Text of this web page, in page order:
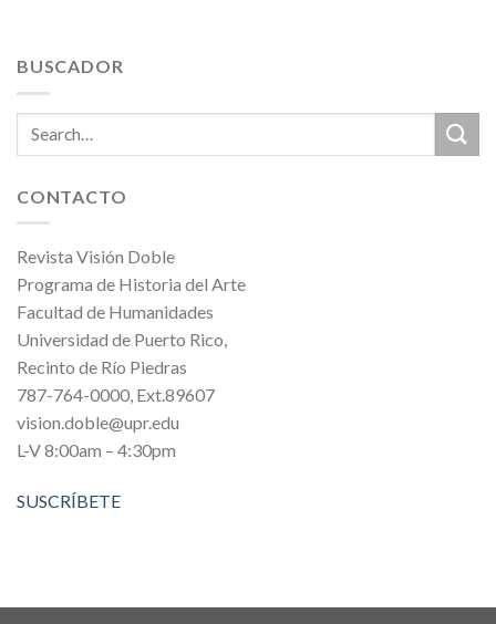
BUSCADOR
CONTACTO
Revista Visión Doble
Programa de Historia del Arte
Facultad de Humanidades
Universidad de Puerto Rico,
Recinto de Río Piedras
787-764-0000, Ext.89607
vision.doble@upr.edu
L-V 8:00am – 4:30pm
SUSCRÍBETE